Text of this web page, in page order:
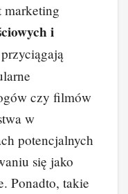
marketing
i
czy filmów
w
potencjalnych
się jako
Ponadto, takie